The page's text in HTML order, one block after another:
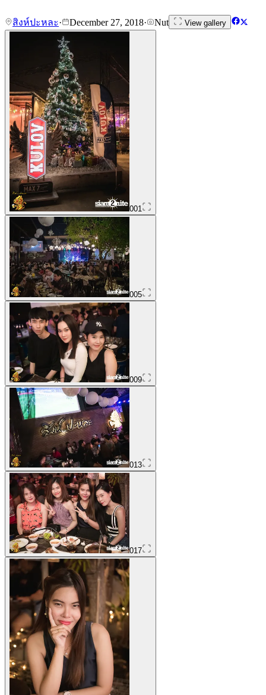
สิงห์ปะหละ· December 27, 2018· Nut View gallery
001
005
009
013
017